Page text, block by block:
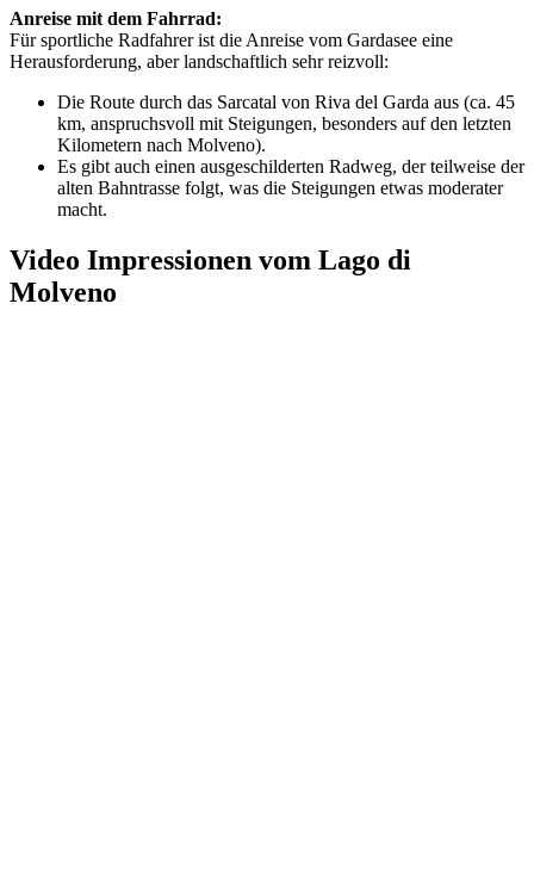
Anreise mit dem Fahrrad:
Für sportliche Radfahrer ist die Anreise vom Gardasee eine
Herausforderung, aber landschaftlich sehr reizvoll:
Die Route durch das Sarcatal von Riva del Garda aus (ca. 45
km, anspruchsvoll mit Steigungen, besonders auf den letzten
Kilometern nach Molveno).
Es gibt auch einen ausgeschilderten Radweg, der teilweise der
alten Bahntrasse folgt, was die Steigungen etwas moderater
macht.
Video Impressionen vom Lago di
Molveno